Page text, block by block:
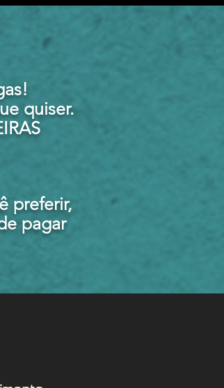
quiser.
preferir,
pagar